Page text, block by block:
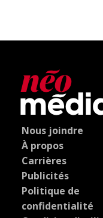
Nous joindre
À propos
Carrières
Publicités
Politique de
confidentialité